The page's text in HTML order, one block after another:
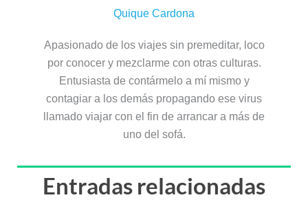
Quique Cardona
Apasionado de los viajes sin premeditar, loco
por conocer y mezclarme con otras culturas.
Entusiasta de contármelo a mí mismo y
contagiar a los demás propagando ese virus
llamado viajar con el fin de arrancar a más de
uno del sofá.
Entradas relacionadas